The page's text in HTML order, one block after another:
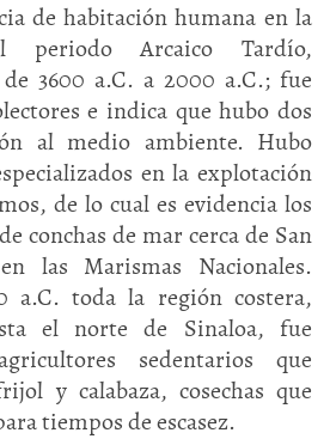
de habitación humana en la
periodo Arcaico Tardío,
3600 a.C. a 2000 a.C.; fue
e indica que hubo dos
al medio ambiente. Hubo
en la explotación
de lo cual es evidencia los
conchas de mar cerca de San
las Marismas Nacionales.
a.C. toda la región costera,
el norte de Sinaloa, fue
sedentarios que
y calabaza, cosechas que
tiempos de escasez.